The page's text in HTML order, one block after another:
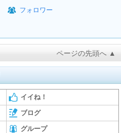
フォロワー
ページの先頭へ ▲
イイね！
ブログ
グループ